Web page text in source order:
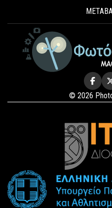
© 2026